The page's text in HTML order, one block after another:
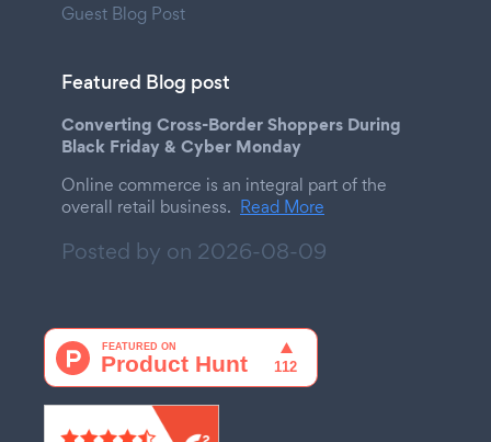
Guest Blog Post
Featured Blog post
Converting Cross-Border Shoppers During
Black Friday & Cyber Monday
Online commerce is an integral part of the
overall retail business. Read More
Posted by on 2026-08-09